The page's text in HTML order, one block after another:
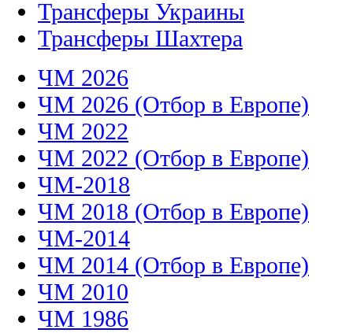
Трансферы Украины
Трансферы Шахтера
ЧМ 2026
ЧМ 2026 (Отбор в Европе)
ЧМ 2022
ЧМ 2022 (Отбор в Европе)
ЧМ-2018
ЧМ 2018 (Отбор в Европе)
ЧМ-2014
ЧМ 2014 (Отбор в Европе)
ЧМ 2010
ЧМ 1986